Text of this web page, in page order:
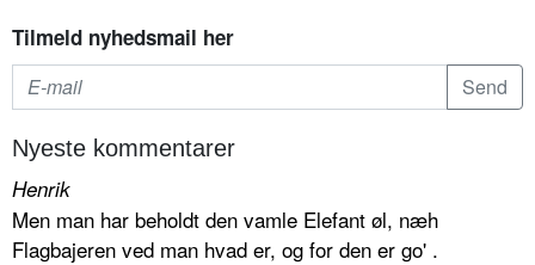
Tilmeld nyhedsmail her
Nyeste kommentarer
Henrik
Men man har beholdt den vamle Elefant øl, næh
Flagbajeren ved man hvad er, og for den er go' .